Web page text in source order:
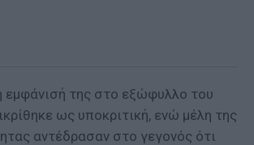
εμφάνισή της στο εξώφυλλο του
ως υποκριτική, ενώ μέλη της
αντέδρασαν στο γεγονός ότι